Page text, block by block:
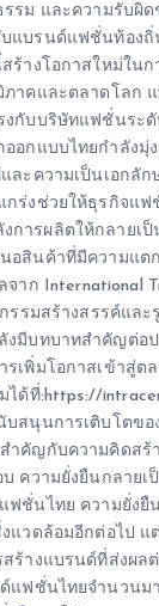
รรม และความรับผิ
แบรนด์แฟชั่นท้องถิ่
ร้างโอกาสใหม่ใน
ภาคและตลาดโลก
งกับบริษัทแฟชั่นระ
อกแบบไทยกำลังมุ่
และความเป็นเอกลั
กร่งช่วยให้ธุรกิจแฟ
การผลิตให้กลายเป็
อสินค้าที่มีความแต
จาก International
รรมสร้างสรรค์และ
งมีบทบาทสำคัญต่อป
เพิ่มโอกาสเข้าสู่ต
ได้ที่:https://
บสนุนการเติบโตข
สำคัญกับความคิดสร้
ความยั่งยืนกลายเ
ชั่นไทย ความยั่งยืน
แวดล้อมอีกต่อไป แ
ร้างแบรนด์ที่ส่งผล
แฟชั่นไทยจำนวนม